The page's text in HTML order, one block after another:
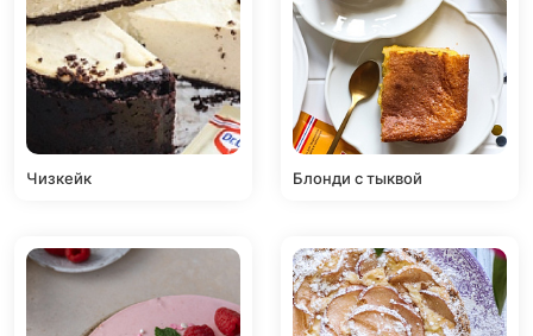
Чизкейк Блонди с тыквой